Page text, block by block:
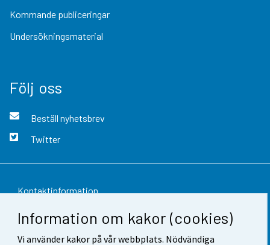
Information om kakor (cookies)
Vi använder kakor på vår webbplats. Nödvändiga
Kommande publiceringar
Undersökningsmaterial
Följ oss
Beställ nyhetsbrev
Twitter
Kontaktinformation
Respons
Användarvillkor